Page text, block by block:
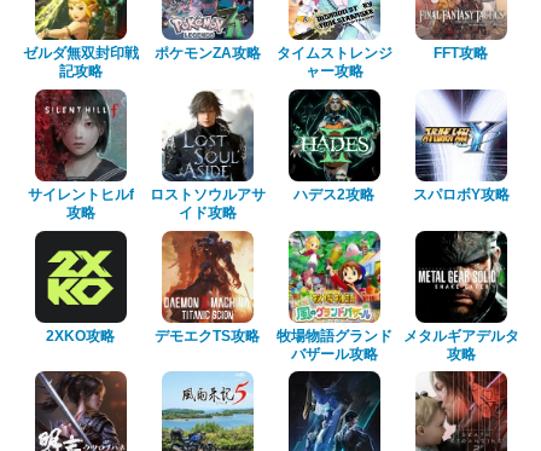
ゼルダ無双封印戦
記攻略
ポケモンZA攻略
タイムストレンジ
ャー攻略
FFT攻略
サイレントヒルf
攻略
ロストソウルアサ
イド攻略
ハデス2攻略 スパロボY攻略
2XKO攻略 デモエクTS攻略
牧場物語グランド
バザール攻略
メタルギアデルタ
攻略